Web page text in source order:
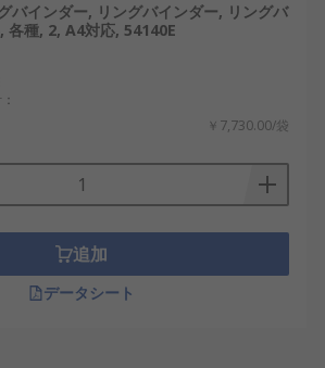
インダー, リングバインダー, リングバ
各種, 2, A4対応, 54140E
￥7,730.00/袋
追加
データシート